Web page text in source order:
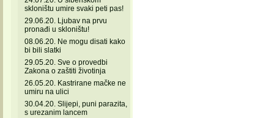
skloništu umire svaki peti pas!
29.06.20. Ljubav na prvu
pronađi u skloništu!
08.06.20. Ne mogu disati kako
bi bili slatki
29.05.20. Sve o provedbi
Zakona o zaštiti životinja
26.05.20. Kastrirane mačke ne
umiru na ulici
30.04.20. Slijepi, puni parazita,
s urezanim lancem